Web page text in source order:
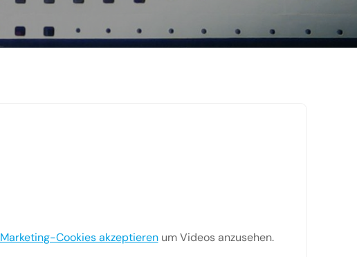
Marketing-Cookies akzeptierenum Videos anzusehen.